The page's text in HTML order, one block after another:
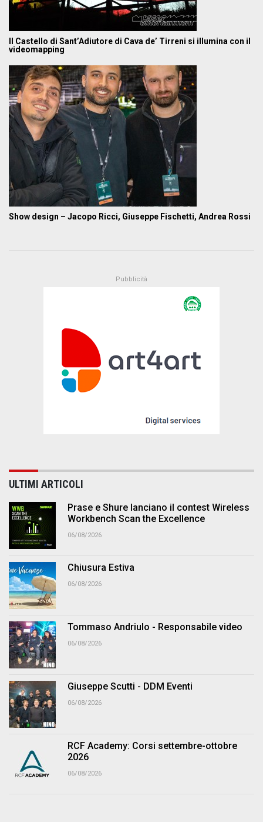
Il Castello di Sant’Adiutore di Cava de’ Tirreni si illumina con il
videomapping
Show design – Jacopo Ricci, Giuseppe Fischetti, Andrea Rossi
ULTIMI ARTICOLI
Prase e Shure lanciano il contest Wireless
Workbench Scan the Excellence
06/08/2026
Chiusura Estiva
06/08/2026
Tommaso Andriulo - Responsabile video
06/08/2026
Giuseppe Scutti - DDM Eventi
06/08/2026
RCF Academy: Corsi settembre-ottobre
2026
06/08/2026